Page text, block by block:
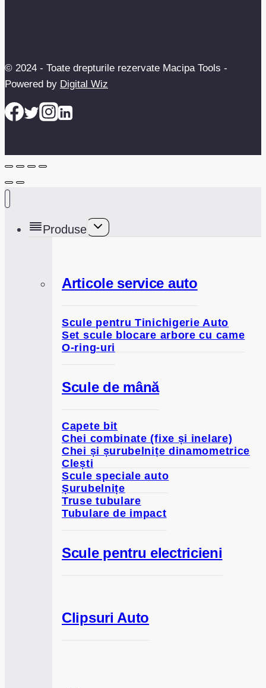
© 2024 - Toate drepturile rezervate Macipa Tools -
Powered by Digital Wiz
Produse
Toggle
child
Articole service auto
Scule pentru Tinichigerie Auto
Set scule blocare arbore cu came
O-ring-uri
Scule de mână
Capete bit
Chei combinate (fixe și inelare)
Chei și șurubelnițe dinamometrice
Clești
Scule speciale auto
Șurubelnițe
Truse tubulare
Tubulare de impact
Scule pentru electricieni
Clipsuri Auto